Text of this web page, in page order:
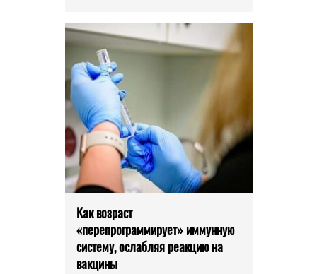
Как возраст
«перепрограммирует» иммунную
систему, ослабляя реакцию на
вакцины